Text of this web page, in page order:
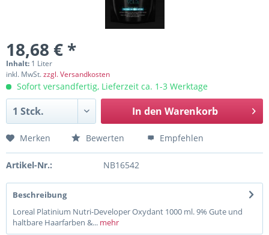
18,68 € *
Inhalt: 1 Liter
inkl. MwSt.zzgl. Versandkosten
Sofort versandfertig, Lieferzeit ca. 1-3 Werktage
In den Warenkorb
Merken Bewerten Empfehlen
Artikel-Nr.: NB16542
Beschreibung
Loreal Platinium Nutri-Developer Oxydant 1000 ml. 9% Gute und
haltbare Haarfarben &... mehr